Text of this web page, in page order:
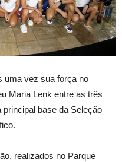
uma vez sua força no
Maria Lenk entre as três
base da Seleção
realizados no Parque